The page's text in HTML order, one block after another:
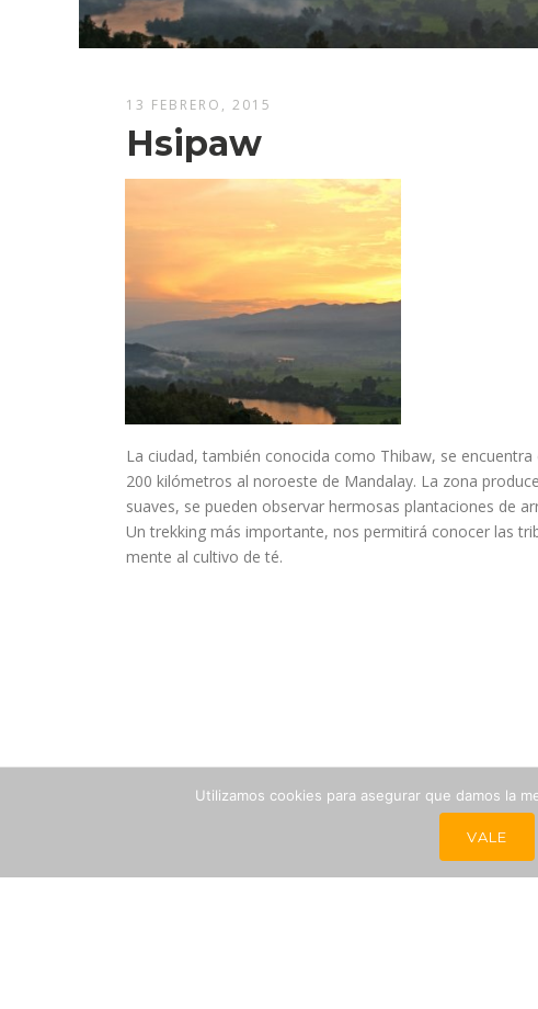
13 FEBRERO, 2015
Hsipaw
La ciudad, también conocida como Thibaw, se
200 kilómetros al noroeste de Mandalay. La zona
suaves, se pueden observar hermosas plantaciones de
Un trekking más importante, nos permitirá conocer las
mente al cultivo de té.
Utilizamos cookies para asegurar que damos la
VALE